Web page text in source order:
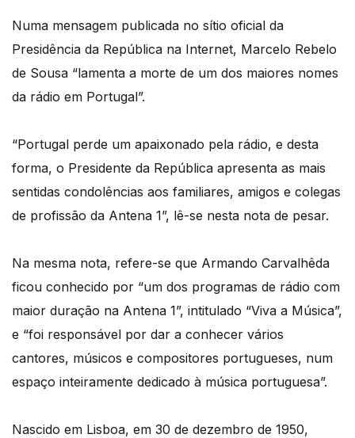
Numa mensagem publicada no sítio oficial da
Presidência da República na Internet, Marcelo Rebelo
de Sousa “lamenta a morte de um dos maiores nomes
da rádio em Portugal”.
“Portugal perde um apaixonado pela rádio, e desta
forma, o Presidente da República apresenta as mais
sentidas condolências aos familiares, amigos e colegas
de profissão da Antena 1”, lê-se nesta nota de pesar.
Na mesma nota, refere-se que Armando Carvalhêda
ficou conhecido por “um dos programas de rádio com
maior duração na Antena 1”, intitulado “Viva a Música”,
e “foi responsável por dar a conhecer vários
cantores, músicos e compositores portugueses, num
espaço inteiramente dedicado à música portuguesa”.
Nascido em Lisboa, em 30 de dezembro de 1950,